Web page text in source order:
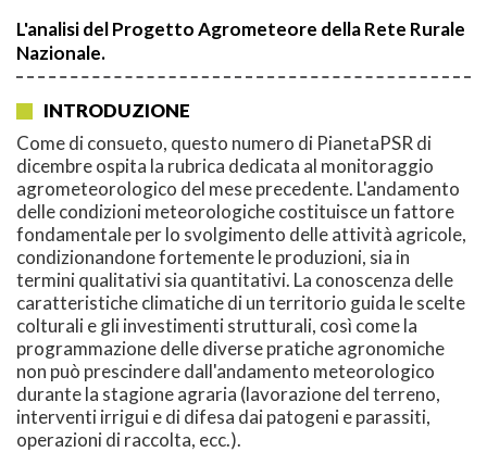
L'analisi del Progetto Agrometeore della Rete Rurale
Nazionale.
INTRODUZIONE
Come di consueto, questo numero di PianetaPSR di
dicembre ospita la rubrica dedicata al monitoraggio
agrometeorologico del mese precedente. L'andamento
delle condizioni meteorologiche costituisce un fattore
fondamentale per lo svolgimento delle attività agricole,
condizionandone fortemente le produzioni, sia in
termini qualitativi sia quantitativi. La conoscenza delle
caratteristiche climatiche di un territorio guida le scelte
colturali e gli investimenti strutturali, così come la
programmazione delle diverse pratiche agronomiche
non può prescindere dall'andamento meteorologico
durante la stagione agraria (lavorazione del terreno,
interventi irrigui e di difesa dai patogeni e parassiti,
operazioni di raccolta, ecc.).